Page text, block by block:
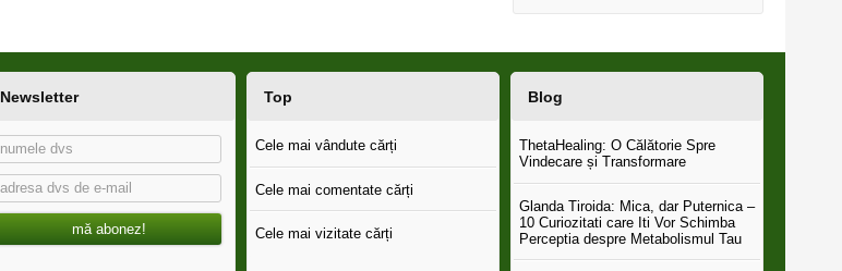
Newsletter
mă abonez!
Top
Cele mai vândute cărți
Cele mai comentate cărți
Cele mai vizitate cărți
Blog
ThetaHealing: O Călătorie Spre
Vindecare și Transformare
Glanda Tiroida: Mica, dar Puternica –
10 Curiozitati care Iti Vor Schimba
Perceptia despre Metabolismul Tau